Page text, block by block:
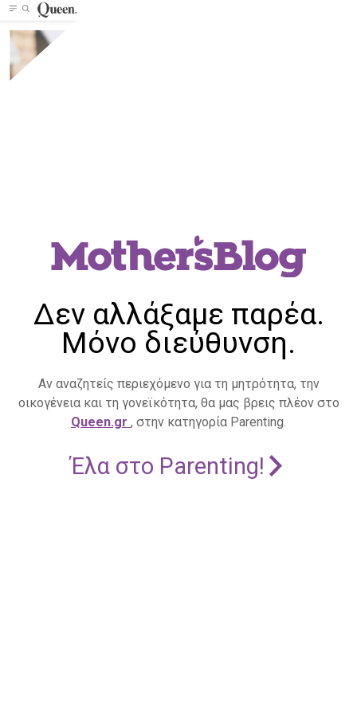
Δεν αλλάξαμε παρέα.
Μόνο διεύθυνση.
Αν αναζητείς περιεχόμενο για τη μητρότητα, την
οικογένεια και τη γονεϊκότητα, θα μας βρεις πλέον στο
Queen.gr , στην κατηγορία Parenting.
Έλα στο Parenting!